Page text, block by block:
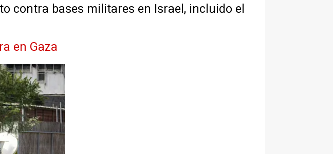
contra bases militares en Israel, incluido el
en Gaza